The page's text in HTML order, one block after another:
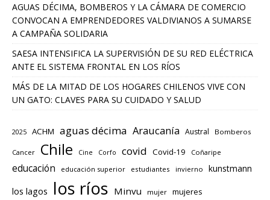
AGUAS DÉCIMA, BOMBEROS Y LA CÁMARA DE COMERCIO
CONVOCAN A EMPRENDEDORES VALDIVIANOS A SUMARSE
A CAMPAÑA SOLIDARIA
SAESA INTENSIFICA LA SUPERVISIÓN DE SU RED ELÉCTRICA
ANTE EL SISTEMA FRONTAL EN LOS RÍOS
MÁS DE LA MITAD DE LOS HOGARES CHILENOS VIVE CON
UN GATO: CLAVES PARA SU CUIDADO Y SALUD
2025 ACHM aguas décima Araucanía Austral Bomberos
Cancer Chile Cine Corfo covid Covid-19 Coñaripe
educación educación superior estudiantes invierno kunstmann
los lagos los ríos Minvu mujer mujeres